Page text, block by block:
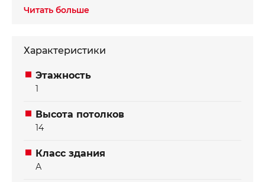
Читать больше
Характеристики
Этажность
1
Высота потолков
14
Класс здания
А